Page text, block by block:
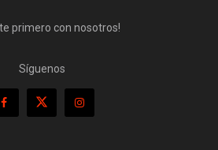
primero con nosotros!
Síguenos